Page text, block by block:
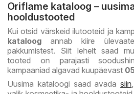
Oriflame kataloog –
hooldustooted
Kui otsid värskeid ilutooteid ja
kataloog annab kiire
pakkumistest. Siit lehelt saad
tooted on parajasti
kampaaniad algavad kuupäevast
Uusima kataloogi saad avada siin